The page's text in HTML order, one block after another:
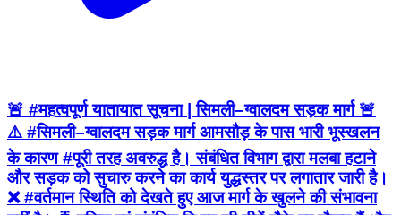
🚨 #महत्वपूर्ण यातायात सूचना | सिमली–ग्वालदम सड़क मार्ग 🚨
⚠️ #सिमली–ग्वालदम सड़क मार्ग आमसौड़ के पास भारी भूस्खलन
के कारण #पूरी तरह अवरुद्ध है। संबंधित विभाग द्वारा मलबा हटाने
और सड़क को सुचारु करने का कार्य युद्धस्तर पर लगातार जारी है।
❌ #वर्तमान स्थिति को देखते हुए आज मार्ग के खुलने की संभावना